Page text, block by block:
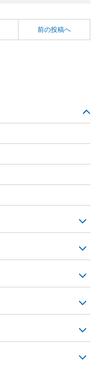
前の投稿へ